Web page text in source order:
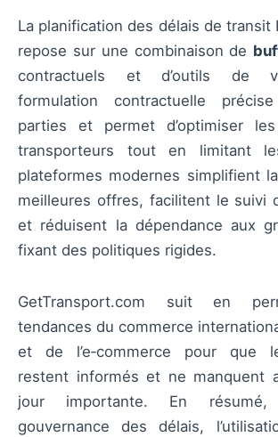
La planification des délais de transit
repose sur une combinaison de
contractuels et d’outils de
formulation contractuelle
parties et permet d’optimiser
transporteurs tout en limitant
plateformes modernes simplifient
meilleures offres, facilitent le suivi
et réduisent la dépendance aux
fixant des politiques rigides.
GetTransport.com suit en
tendances du commerce
et de l’e‑commerce pour que
restent informés et ne manquent
jour importante. En
gouvernance des délais,